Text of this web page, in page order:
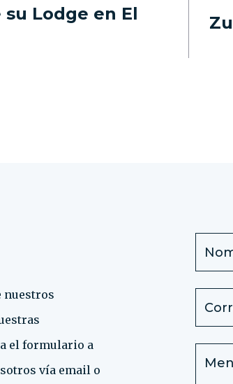
Lodge en El
nuestros
el formulario a
vía email o